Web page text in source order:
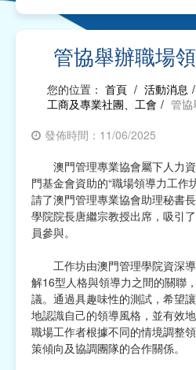
文化、體育及康樂
教育及研究
衛生
社會服務
工商及專業社團、工會
宗教
慈善中介及志願活動推廣
公民社團及同鄉會
國際
其他
管協舉辦職場
您的位置： 首頁 / 活動消息 /
工商及專業社團、工會 / 管協
發佈時間：11/06/2025
澳門管理專業協會屬下人力
門基金會資助的“職場領導力工作
請了澳門管理專業協會助理秘書
學院院長唐繼宗教授出席，吸引
員參與。
工作坊由澳門管理學院資深
解16型人格與領導力之間的關聯
議。通過具趣味性的測試，希望
地認識自己的領導風格，並有效
職場工作者根據不同的情境調整
策傾向及協調團隊的合作關係。